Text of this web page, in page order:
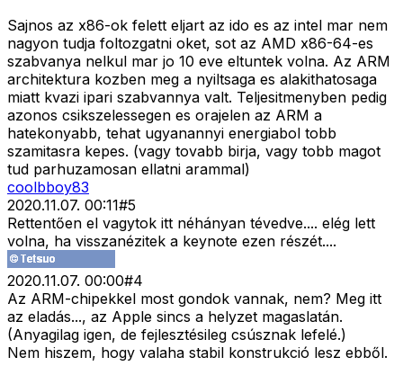
Sajnos az x86-ok felett eljart az ido es az intel mar nem
nagyon tudja foltozgatni oket, sot az AMD x86-64-es
szabvanya nelkul mar jo 10 eve eltuntek volna. Az ARM
architektura kozben meg a nyiltsaga es alakithatosaga
miatt kvazi ipari szabvannya valt. Teljesitmenyben pedig
azonos csikszelessegen es orajelen az ARM a
hatekonyabb, tehat ugyanannyi energiabol tobb
szamitasra kepes. (vagy tovabb birja, vagy tobb magot
tud parhuzamosan ellatni arammal)
coolbboy83
2020.11.07. 00:11#5
Rettentően el vagytok itt néhányan tévedve.... elég lett
volna, ha visszanézitek a keynote ezen részét....
2020.11.07. 00:00#4
Az ARM-chipekkel most gondok vannak, nem? Meg itt
az eladás..., az Apple sincs a helyzet magaslatán.
(Anyagilag igen, de fejlesztésileg csúsznak lefelé.)
Nem hiszem, hogy valaha stabil konstrukció lesz ebből.